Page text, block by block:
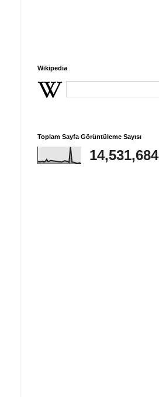
Wikipedia
Toplam Sayfa Görüntüleme Sayısı
14,531,684